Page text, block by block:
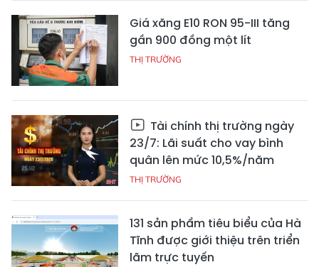
Giá xăng E10 RON 95-III tăng
gần 900 đồng một lít
THỊ TRƯỜNG
Tài chính thị trường ngày
23/7: Lãi suất cho vay bình
quân lên mức 10,5%/năm
THỊ TRƯỜNG
131 sản phẩm tiêu biểu của Hà
Tĩnh được giới thiệu trên triển
lãm trực tuyến